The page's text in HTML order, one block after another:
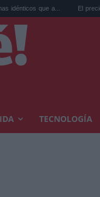
a... El precio de la
TECNOLOGÍA